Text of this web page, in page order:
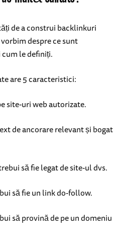
de a construi backlinkuri
despre ce sunt
le definiți.
are 5 caracteristici:
site-uri web autorizate.
de ancorare relevant și bogat
să fie legat de site-ul dvs.
să fie un link do-follow.
să provină de pe un domeniu